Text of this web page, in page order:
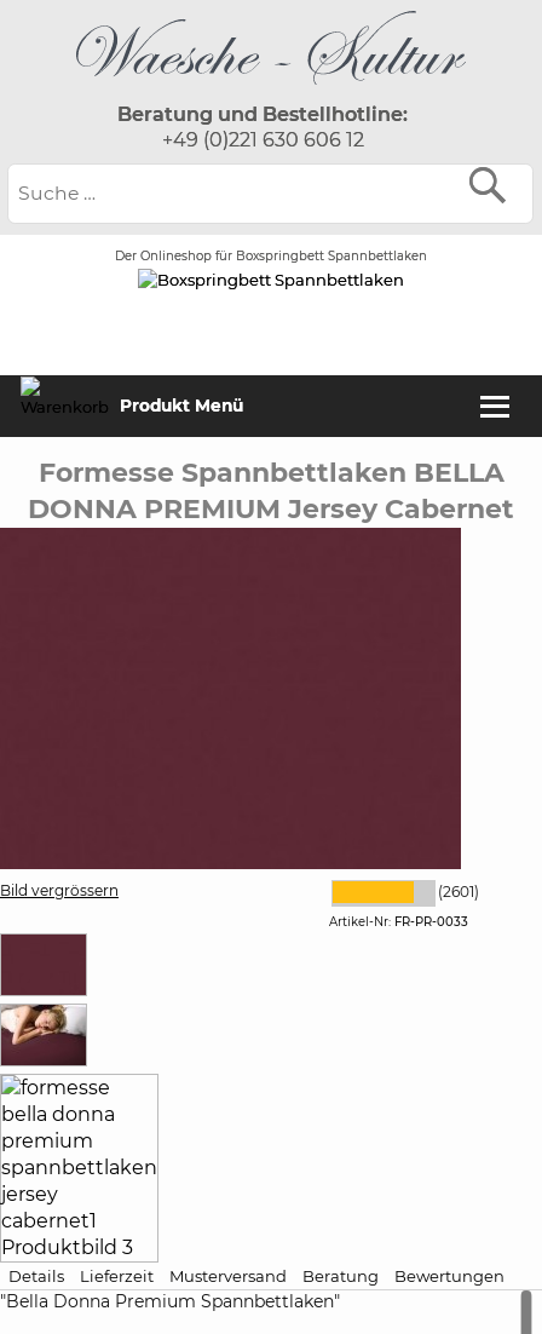
Beratung und Bestellhotline:
+49 (0)221 630 606 12
Der Onlineshop für Boxspringbett Spannbettlaken
Produkt Menü
Formesse Spannbettlaken BELLA
DONNA PREMIUM Jersey Cabernet
Bild vergrössern (2601)
Artikel-Nr: FR-PR-0033
Details Lieferzeit Musterversand Beratung Bewertungen
"Bella Donna Premium Spannbettlaken"